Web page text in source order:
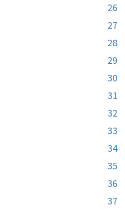
26
27
28
29
30
31
32
33
34
35
36
37